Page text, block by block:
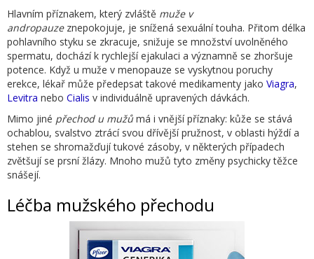
Hlavním příznakem, který zvláště muže v
andropauzeznepokojuje, je snížená sexuální touha. Přitom délka
pohlavního styku se zkracuje, snižuje se množství uvolněného
spermatu, dochází k rychlejší ejakulaci a významně se zhoršuje
potence. Když u muže v menopauze se vyskytnou poruchy
erekce, lékař může předepsat takové medikamenty jako Viagra,
Levitra nebo Cialis v individuálně upravených dávkách.
Mimo jiné přechod u mužů má i vnější příznaky: kůže se stává
ochablou, svalstvo ztrácí svou dřívější pružnost, v oblasti hýždí a
stehen se shromažďují tukové zásoby, v některých případech
zvětšují se prsní žlázy. Mnoho mužů tyto změny psychicky těžce
snášejí.
Léčba mužského přechodu